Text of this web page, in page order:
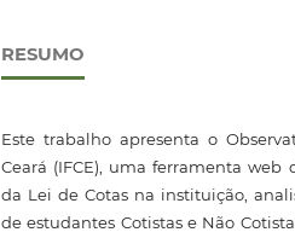
RESUMO
Este trabalho apresenta o
Ceará (IFCE), uma ferramenta
da Lei de Cotas na instituição,
de estudantes Cotistas e Não